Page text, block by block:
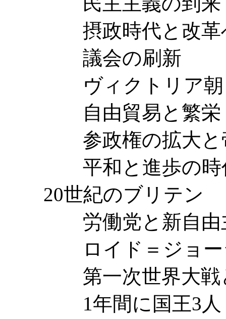
摂政時代と改革
議会の刷新
ヴィクトリア朝
自由貿易と繁栄
参政権の拡大と
平和と進歩の時
20世紀のブリテン
労働党と新自由
ロイド＝ジョージ
第一次世界大戦と
1年間に国王3人